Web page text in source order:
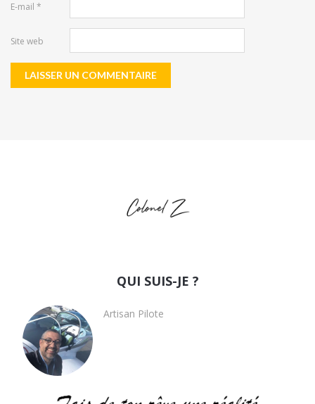
E-mail *
Site web
QUI SUIS-JE ?
Artisan Pilote